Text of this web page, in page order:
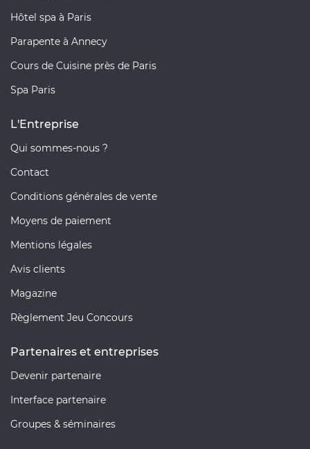
Hôtel spa à Paris
Parapente à Annecy
Cours de Cuisine près de Paris
Spa Paris
L'Entreprise
Qui sommes-nous ?
Contact
Conditions générales de vente
Moyens de paiement
Mentions légales
Avis clients
Magazine
Règlement Jeu Concours
Partenaires et entreprises
Devenir partenaire
Interface partenaire
Groupes & séminaires